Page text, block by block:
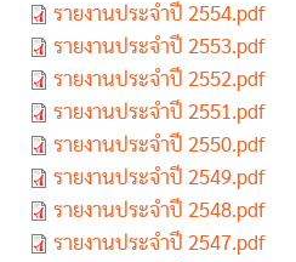
Document
รายงานประจำปี 2554.pdf
Document
รายงานประจำปี 2553.pdf
Document
รายงานประจำปี 2552.pdf
Document
รายงานประจำปี 2551.pdf
Document
รายงานประจำปี 2550.pdf
Document
รายงานประจำปี 2549.pdf
Document
รายงานประจำปี 2548.pdf
Document
รายงานประจำปี 2547.pdf